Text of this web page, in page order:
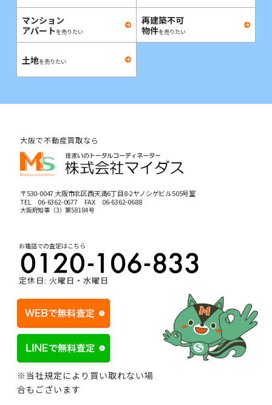
マンション
アパートを売りたい
再建築不可
物件を売りたい
土地を売りたい
大阪で不動産買取なら
〒530-0047 大阪市北区西天満6丁目8-2ヤノシゲビル505号室
TEL 06-6362-0677FAX 06-6362-0688
大阪府知事（3）第58184号
お電話での査定はこちら
定休日: 火曜日・水曜日
※当社規定により買い取れない場
合もございます